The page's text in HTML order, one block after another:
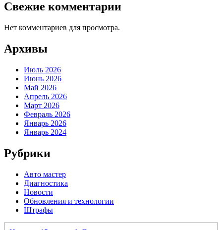
Свежие комментарии
Нет комментариев для просмотра.
Архивы
Июль 2026
Июнь 2026
Май 2026
Апрель 2026
Март 2026
Февраль 2026
Январь 2026
Январь 2024
Рубрики
Авто мастер
Диагностика
Новости
Обновления и технологии
Штрафы